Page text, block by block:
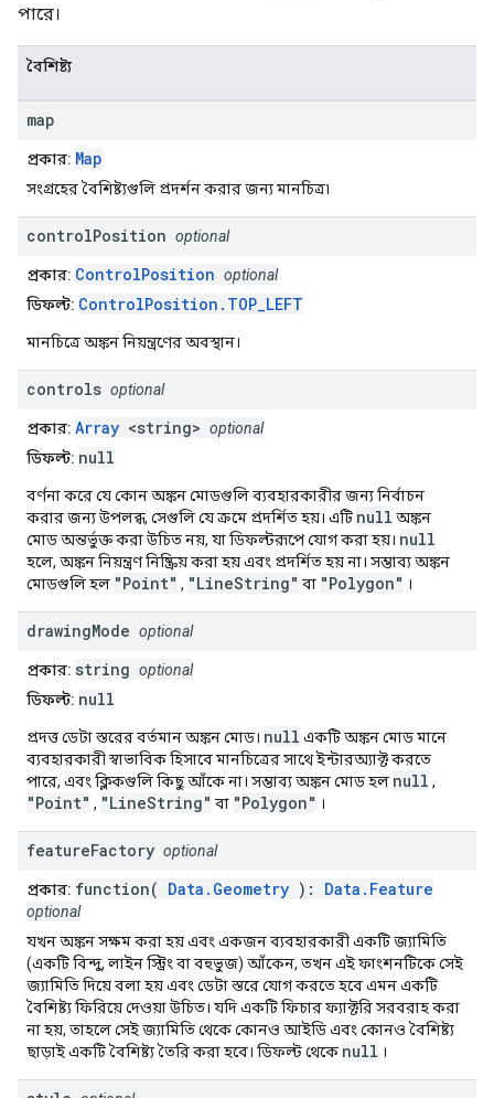
পারে।
বৈশিষ্ট্য
map
প্রকার: Map
সংগ্রহের বৈশিষ্ট্যগুলি প্রদর্শন করার জন্য মানচিত্র৷
controlPosition optional
প্রকার: ControlPosition optional
ডিফল্ট: ControlPosition.TOP_LEFT
মানচিত্রে অঙ্কন নিয়ন্ত্রণের অবস্থান।
controls optional
প্রকার: Array <string> optional
ডিফল্ট: null
বর্ণনা করে যে কোন অঙ্কন মোডগুলি ব্যবহারকারীর জন্য নির্বাচন
করার জন্য উপলব্ধ, সেগুলি যে ক্রমে প্রদর্শিত হয়। এটি null অঙ্কন
মোড অন্তর্ভুক্ত করা উচিত নয়, যা ডিফল্টরূপে যোগ করা হয়। null
হলে, অঙ্কন নিয়ন্ত্রণ নিষ্ক্রিয় করা হয় এবং প্রদর্শিত হয় না। সম্ভাব্য অঙ্কন
মোডগুলি হল "Point" , "LineString" বা "Polygon" ।
drawingMode optional
প্রকার: string optional
ডিফল্ট: null
প্রদত্ত ডেটা স্তরের বর্তমান অঙ্কন মোড। null একটি অঙ্কন মোড মানে
ব্যবহারকারী স্বাভাবিক হিসাবে মানচিত্রের সাথে ইন্টারঅ্যাক্ট করতে
পারে, এবং ক্লিকগুলি কিছু আঁকে না। সম্ভাব্য অঙ্কন মোড হল null ,
"Point" , "LineString" বা "Polygon" ।
featureFactory optional
প্রকার: function( Data.Geometry ): Data.Feature
optional
যখন অঙ্কন সক্ষম করা হয় এবং একজন ব্যবহারকারী একটি জ্যামিতি
(একটি বিন্দু, লাইন স্ট্রিং বা বহুভুজ) আঁকেন, তখন এই ফাংশনটিকে সেই
জ্যামিতি দিয়ে বলা হয় এবং ডেটা স্তরে যোগ করতে হবে এমন একটি
বৈশিষ্ট্য ফিরিয়ে দেওয়া উচিত। যদি একটি ফিচার ফ্যাক্টরি সরবরাহ করা
না হয়, তাহলে সেই জ্যামিতি থেকে কোনও আইডি এবং কোনও বৈশিষ্ট্য
ছাড়াই একটি বৈশিষ্ট্য তৈরি করা হবে। ডিফল্ট থেকে null ।